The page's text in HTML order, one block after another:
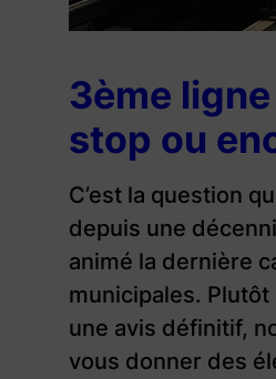
3ème
stop ou
C’est la question
depuis une
animé la dernière
municipales.
une avis définitif,
vous donner des